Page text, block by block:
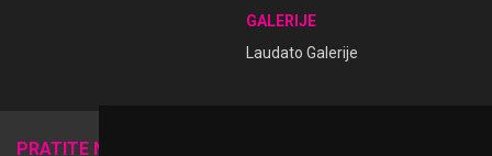
GALERIJE
Laudato Galerije
PRATITE NAS